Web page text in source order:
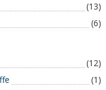
(13)
(6)
(12)
(1)